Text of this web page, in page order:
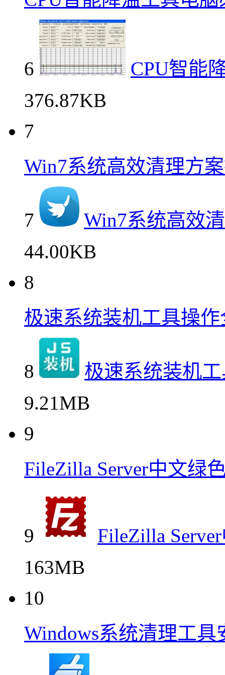
6
CPU智能
376.87KB
7
Win7系统高效清理方
7
Win7系统高效
44.00KB
8
极速系统装机工具操
8
极速系统装机
9.21MB
9
FileZilla Server中文绿
9
FileZilla
163MB
10
Windows系统清理工具